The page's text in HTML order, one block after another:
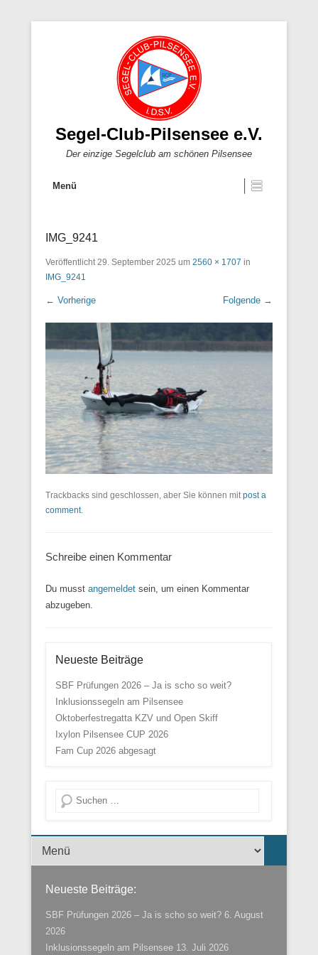
Segel-Club-Pilsensee e.V.
Der einzige Segelclub am schönen Pilsensee
Menü
IMG_9241
Veröffentlicht29. September 2025 um 2560 × 1707 in
IMG_9241
← Vorherige Folgende →
Trackbacks sind geschlossen, aber Sie können mitpost a
comment.
Schreibe einen Kommentar
Du musst angemeldet sein, um einen Kommentar
abzugeben.
Neueste Beiträge
SBF Prüfungen 2026 – Ja is scho so weit?
Inklusionssegeln am Pilsensee
Oktoberfestregatta KZV und Open Skiff
Ixylon Pilsensee CUP 2026
Fam Cup 2026 abgesagt
Suche
Menü der Fußzeile
Neueste Beiträge:
SBF Prüfungen 2026 – Ja is scho so weit? 6. August
2026
Inklusionssegeln am Pilsensee 13. Juli 2026